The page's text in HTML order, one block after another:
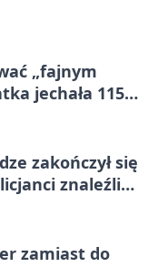
„fajnym
jechała 115
zakończył się
znaleźli
zamiast do